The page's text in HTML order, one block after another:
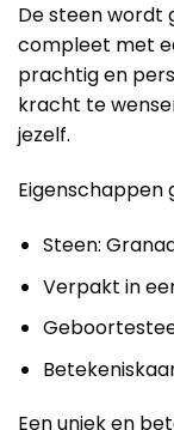
De steen wordt
compleet met
prachtig en
kracht te
jezelf.
Eigenschappen
Steen:
Verpakt in
Een uniek en